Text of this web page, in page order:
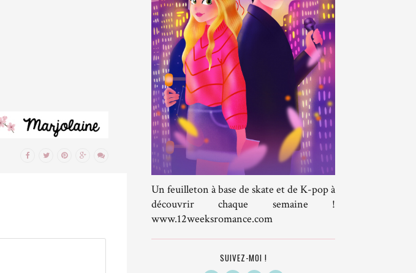
Un feuilleton à base de skate et de K-pop à
découvrir chaque semaine !
www.12weeksromance.com
SUIVEZ-MOI !